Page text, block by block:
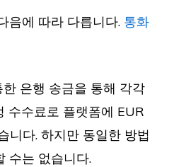
음에 따라 다릅니다. 통화
은행 송금을 통해 각각
수수료로 플랫폼에 EUR
니다. 하지만 동일한 방법
수는 없습니다.